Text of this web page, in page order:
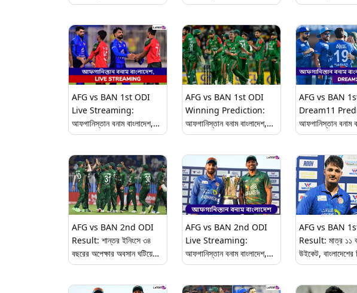
দ্বিতীয় ওয়ানডে ম্যাচে জয়ী হবে
Prediction
দ্বিতীয় ওয়ানডে ম্যাচে এগিয়ে কে?
Prediction
দ্বিতীয় ওয়ানডে
AFG vs BAN 1st ODI
Live Streaming:
আফগানিস্তান বনাম বাংলাদেশ,
প্রথম ওয়ানডে ম্যাচ; সরাসরি দেখুন
AFG vs BAN 1st ODI
Winning Prediction:
আফগানিস্তান বনাম বাংলাদেশ,
প্রথম ওয়ানডে ম্যাচে জয়ী হবে
Prediction
AFG vs BAN
Dream11
আফগানিস্তান বনাম
প্রথম ওয়ানডে
Prediction
AFG vs BAN 2nd ODI
Result: শান্তর ইনিংসে ৩৪
বছরের অপেক্ষার অবসান ঘটিয়ে
শারজায় জয় বাংলাদেশের
AFG vs BAN 2nd ODI
Live Streaming:
আফগানিস্তান বনাম বাংলাদেশ,
দ্বিতীয় ওয়ানডে, সরাসরি দেখুন
AFG vs BAN
Result: মাত্র ১১
উইকেট, বাংলাদেশের
তরুণ আফগান